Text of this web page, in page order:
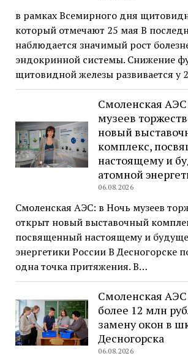
в рамках Всемирного дня
который отмечают 25 мая В
наблюдается значимый рост
эндокринной системы. Снижение
щитовидной железы развивается у
Смоленская
музеев
новый
комплекс,
настоящему и
атомной
06.08.2026
Смоленская АЭС: в Ночь музеев
открыт новый выставочный
посвященный настоящему и
энергетики России В Десногорске
одна точка притяжения. В…
Смоленская АЭС
более 12 млн
замену окон в
Десногорска
06.08.2026